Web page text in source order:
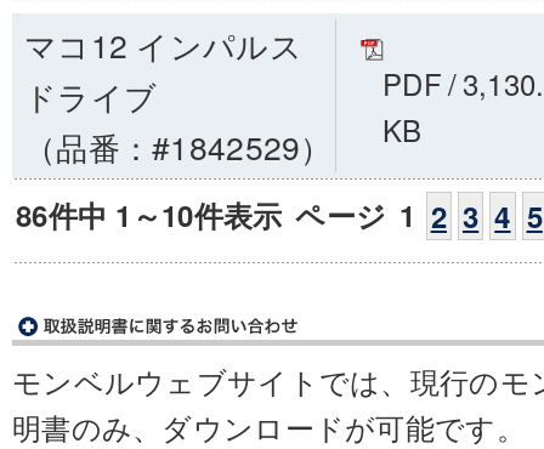
マコ12 インパルス
ドライブ
（品番：#1842529）
PDF/
KB
86件中 1～10件表示 ページ 1 2 3 4 5
モンベルウェブサイトでは、現行のモ
明書のみ、ダウンロードが可能です。